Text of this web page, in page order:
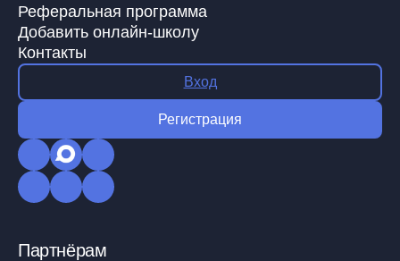
Реферальная программа
Добавить онлайн-школу
Контакты
Вход
Регистрация
Партнёрам